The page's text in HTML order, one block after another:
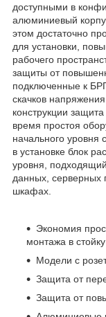
доступными в
алюминиевый
этом достаточно
для установки,
рабочего
защиты от
подключенные к
скачков
конструкции
время простоя
начального уровня
в установке блок
уровня,
данных, серверных
шкафах.
Экономия
монтажа в стойку
Модели с
Защита от
Защита от